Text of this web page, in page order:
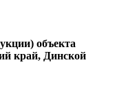
объекта
край, Динской